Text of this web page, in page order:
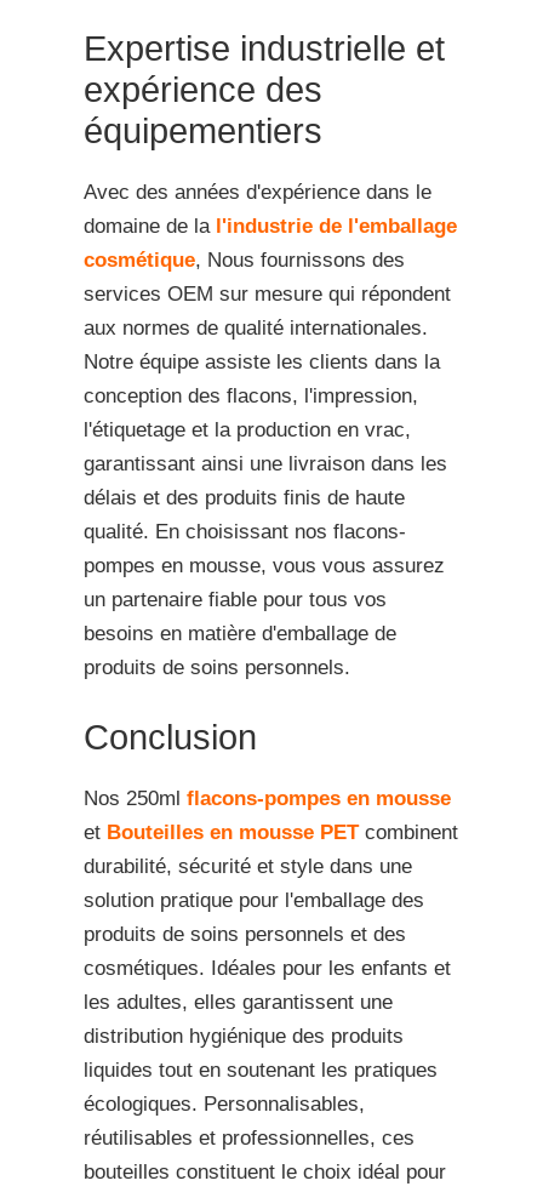
Expertise industrielle et
expérience des
équipementiers
Avec des années d'expérience dans le
domaine de la l'industrie de l'emballage
cosmétique, Nous fournissons des
services OEM sur mesure qui répondent
aux normes de qualité internationales.
Notre équipe assiste les clients dans la
conception des flacons, l'impression,
l'étiquetage et la production en vrac,
garantissant ainsi une livraison dans les
délais et des produits finis de haute
qualité. En choisissant nos flacons-
pompes en mousse, vous vous assurez
un partenaire fiable pour tous vos
besoins en matière d'emballage de
produits de soins personnels.
Conclusion
Nos 250ml flacons-pompes en mousse
et Bouteilles en mousse PETcombinent
durabilité, sécurité et style dans une
solution pratique pour l'emballage des
produits de soins personnels et des
cosmétiques. Idéales pour les enfants et
les adultes, elles garantissent une
distribution hygiénique des produits
liquides tout en soutenant les pratiques
écologiques. Personnalisables,
réutilisables et professionnelles, ces
bouteilles constituent le choix idéal pour